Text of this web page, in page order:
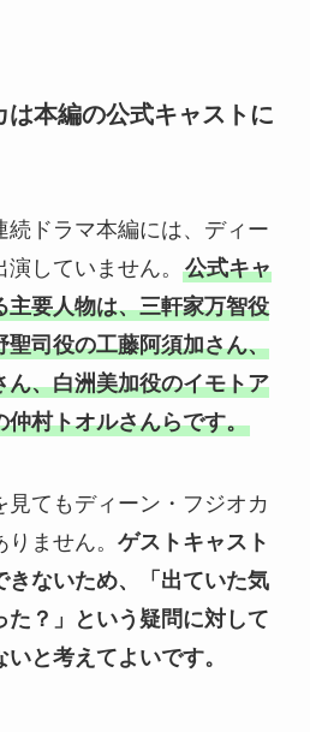
は本編の公式キャストに
続ドラマ本編には、ディー
していません。 公式キャ
主要人物は、三軒家万智役
聖司役の工藤阿須加さん、
ん、白洲美加役のイモトア
仲村トオルさんらです。
てもディーン・フジオカ
ません。 ゲストキャスト
きないため、「出ていた気
た？」という疑問に対して
と考えてよいです。